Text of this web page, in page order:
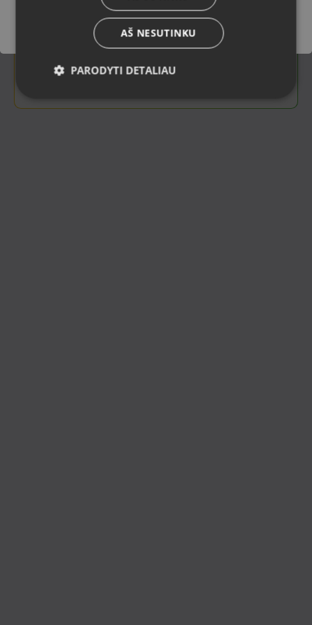
Visi Banknote parduodami daiktai yra profesionaliai
tikrinami – tiek techninė, tiek vizualinė būklė, taip pat
ankstesnis savininkas, kad galėtumėte būti tikri dėl
saugios ir patikimos prekės.
visoje Latvijoje, taip patpatogiai
AŠ NESUTINKU
PARODYTI DETALIAU